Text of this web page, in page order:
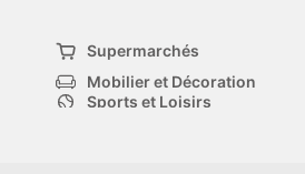
Supermarchés
Mobilier et Décoration
Sports et Loisirs